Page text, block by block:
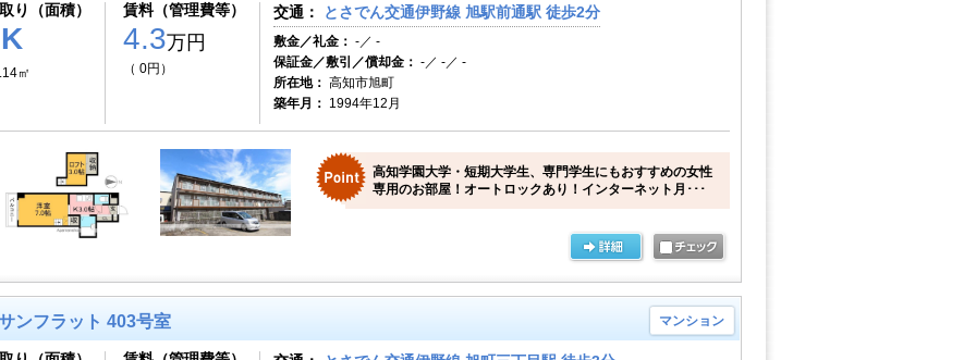
り（面積）
㎡
賃料（管理費等）
4.3万円
（ 0円）
交通： とさでん交通伊野線 旭駅前通駅 徒歩2分
敷金／礼金： -／ -
保証金／敷引／償却金： -／ -／ -
所在地： 高知市旭町
築年月： 1994年12月
高知学園大学・短期大学生、専門学生にもおすすめの女性
専用のお部屋！オートロックあり！インターネット月･･･
ンフラット 403号室 マンション